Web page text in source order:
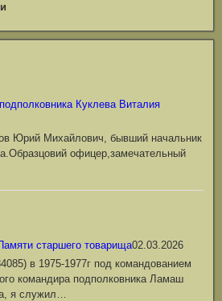
Куклева Виталия
Юрий Михайлович, бывший начальник
офицер,замечательный
старшего товарища02.03.2026
в 1975-1977г под командованием
командира подполковника Ламаш
я служил…